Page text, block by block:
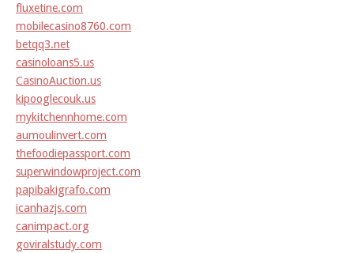
fluxetine.com
mobilecasino8760.com
betqq3.net
casinoloans5.us
CasinoAuction.us
kipooglecouk.us
mykitchennhome.com
aumoulinvert.com
thefoodiepassport.com
superwindowproject.com
papibakigrafo.com
icanhazjs.com
canimpact.org
goviralstudy.com